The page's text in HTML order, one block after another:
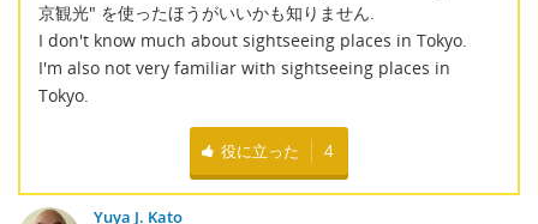
京観光" を使ったほうがいいかも知りません.
I don't know much about sightseeing places in Tokyo.
I'm also not very familiar with sightseeing places in
Tokyo.
役に立った 4
Yuya J. Kato